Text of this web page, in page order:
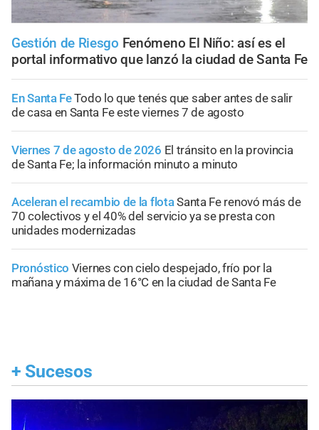
Gestión de Riesgo Fenómeno El Niño: así es el
portal informativo que lanzó la ciudad de Santa Fe
En Santa FeTodo lo que tenés que saber antes de salir
de casa en Santa Fe este viernes 7 de agosto
Viernes 7 de agosto de 2026 El tránsito en la provincia
de Santa Fe; la información minuto a minuto
Aceleran el recambio de la flotaSanta Fe renovó más de
70 colectivos y el 40% del servicio ya se presta con
unidades modernizadas
Pronóstico Viernes con cielo despejado, frío por la
mañana y máxima de 16°C en la ciudad de Santa Fe
+ Sucesos